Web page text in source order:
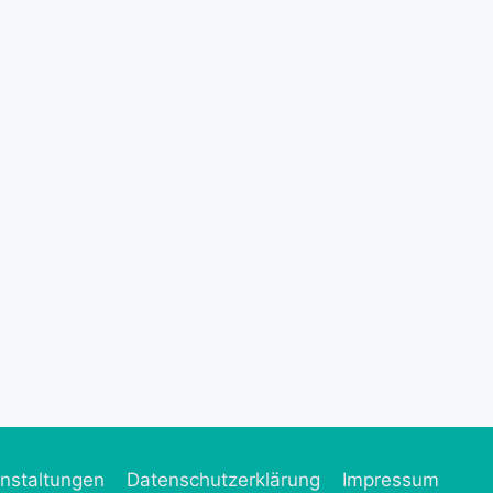
Datenschutzerklärung Impressum